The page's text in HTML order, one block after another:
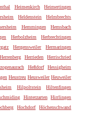
Heimenkirch
Heimertingen
Heldenstein
Helmbrechts
Hemmingen
Hemsbach
Herbolzheim
Herbrechtingen
Hergensweiler
Hermaringen
Herrenberg Herrieden
Herrischried
Heßdorf
Hessigheim
Heustreu Heusweiler Heuweiler
Hilpoltstein
Hiltenfingen
Hinterzarten
Hirrlingen
Hochdorf
Höchenschwand